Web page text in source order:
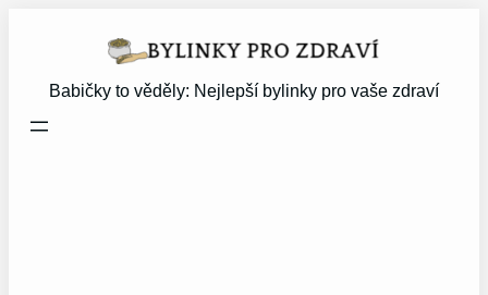
Babičky to věděly: Nejlepší bylinky pro vaše zdraví